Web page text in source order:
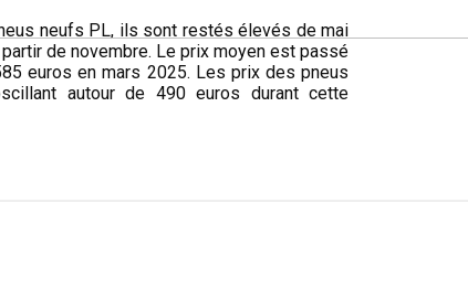
neufs PL, ils sont restés élevés de mai
de novembre. Le prix moyen est passé
euros en mars 2025. Les prix des pneus
autour de 490 euros durant cette